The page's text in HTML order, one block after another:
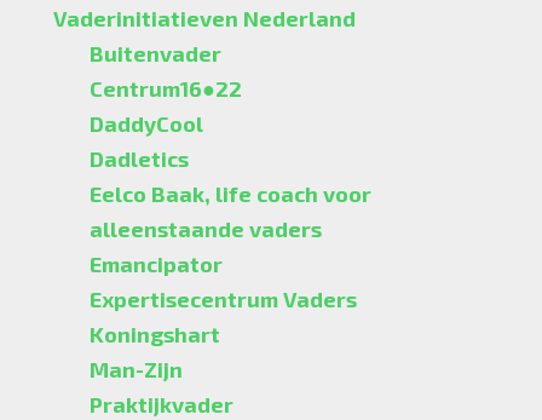
Vaderinitiatieven Nederland
Buitenvader
Centrum16●22
DaddyCool
Dadletics
Eelco Baak, life coach voor
alleenstaande vaders
Emancipator
Expertisecentrum Vaders
Koningshart
Man-Zijn
Praktijkvader